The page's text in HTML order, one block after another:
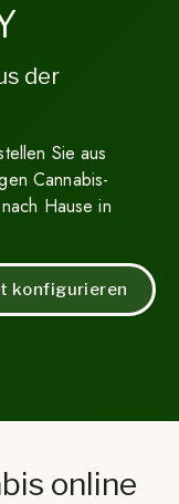
der
Sie aus
Cannabis-
Hause in
konfigurieren
online